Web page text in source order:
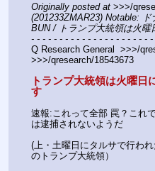
Originally posted at
(201233ZMAR23) Notable:
BUN / トランプ大統領は火曜
- - - - - - - - - - - - - - - - - - - - -
Q Research General  >>>/
>>>/qresearch/18543673
トランプ大統領は火曜日
す
速報:これって全部 罠？これ
は逮捕されないようだ
(上・土曜日にタルサで行わ
のトランプ大統領）